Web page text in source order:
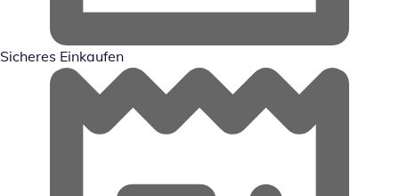
Sicheres Einkaufen